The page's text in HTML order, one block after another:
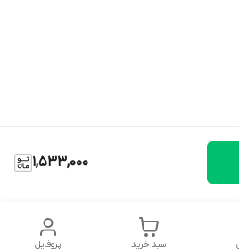
1,533,000
پروفایل سبد خرید